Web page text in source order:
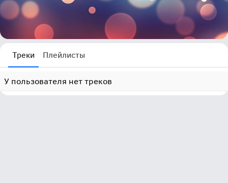
Треки Плейлисты
У пользователя нет треков